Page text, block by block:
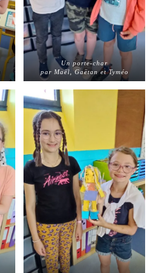
Un porte-char
par Maël, Gaëtan et Tyméo